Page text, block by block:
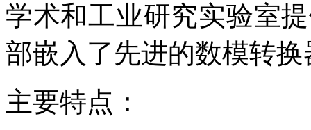
学术和工业研究实验室
部嵌入了先进的数模转换
主要特点：